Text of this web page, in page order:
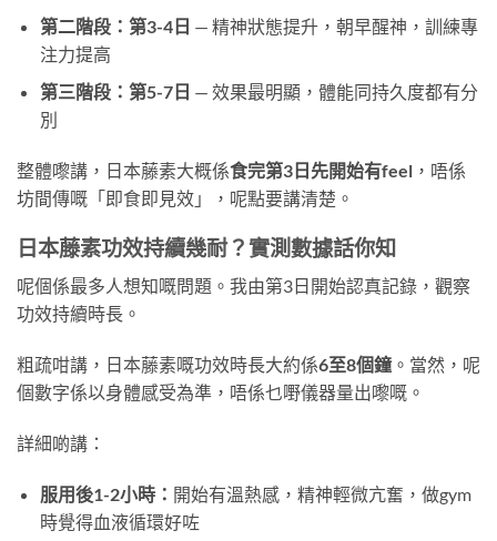
第二階段：第3-4日 — 精神狀態提升，朝早醒神，訓練專
注力提高
第三階段：第5-7日 — 效果最明顯，體能同持久度都有分
別
整體嚟講，日本藤素大概係食完第3日先開始有feel ，唔係
坊間傳嘅「即食即見效」，呢點要講清楚。
日本藤素功效持續幾耐？實測數據話你知
呢個係最多人想知嘅問題。我由第3日開始認真記錄，觀察
功效持續時長。
粗疏咁講，日本藤素嘅功效時長大約係6至8個鐘。當然，呢
個數字係以身體感受為準，唔係乜嘢儀器量出嚟嘅。
詳細啲講：
服用後1-2小時： 開始有溫熱感，精神輕微亢奮，做gym
時覺得血液循環好咗